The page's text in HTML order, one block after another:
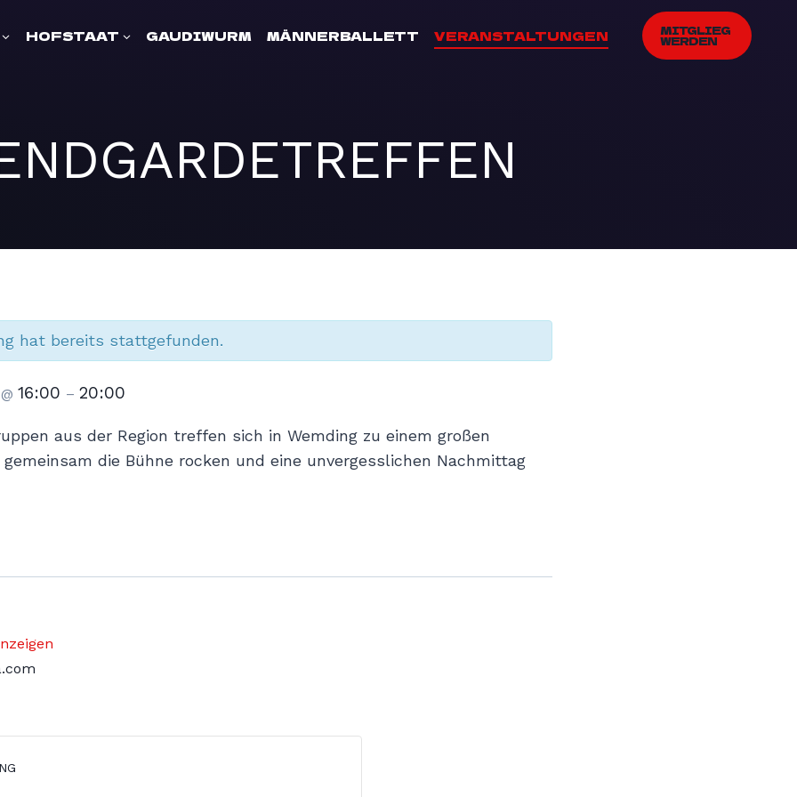
HOFSTAAT GAUDIWURM MÄNNERBALLETT VERANSTALTUNGEN MITGLIEG
WERDEN
hat bereits stattgefunden.
@ 16:00 – 20:00
aus der Region treffen sich in Wemding zu einem großen
die Bühne rocken und eine unvergesslichen Nachmittag